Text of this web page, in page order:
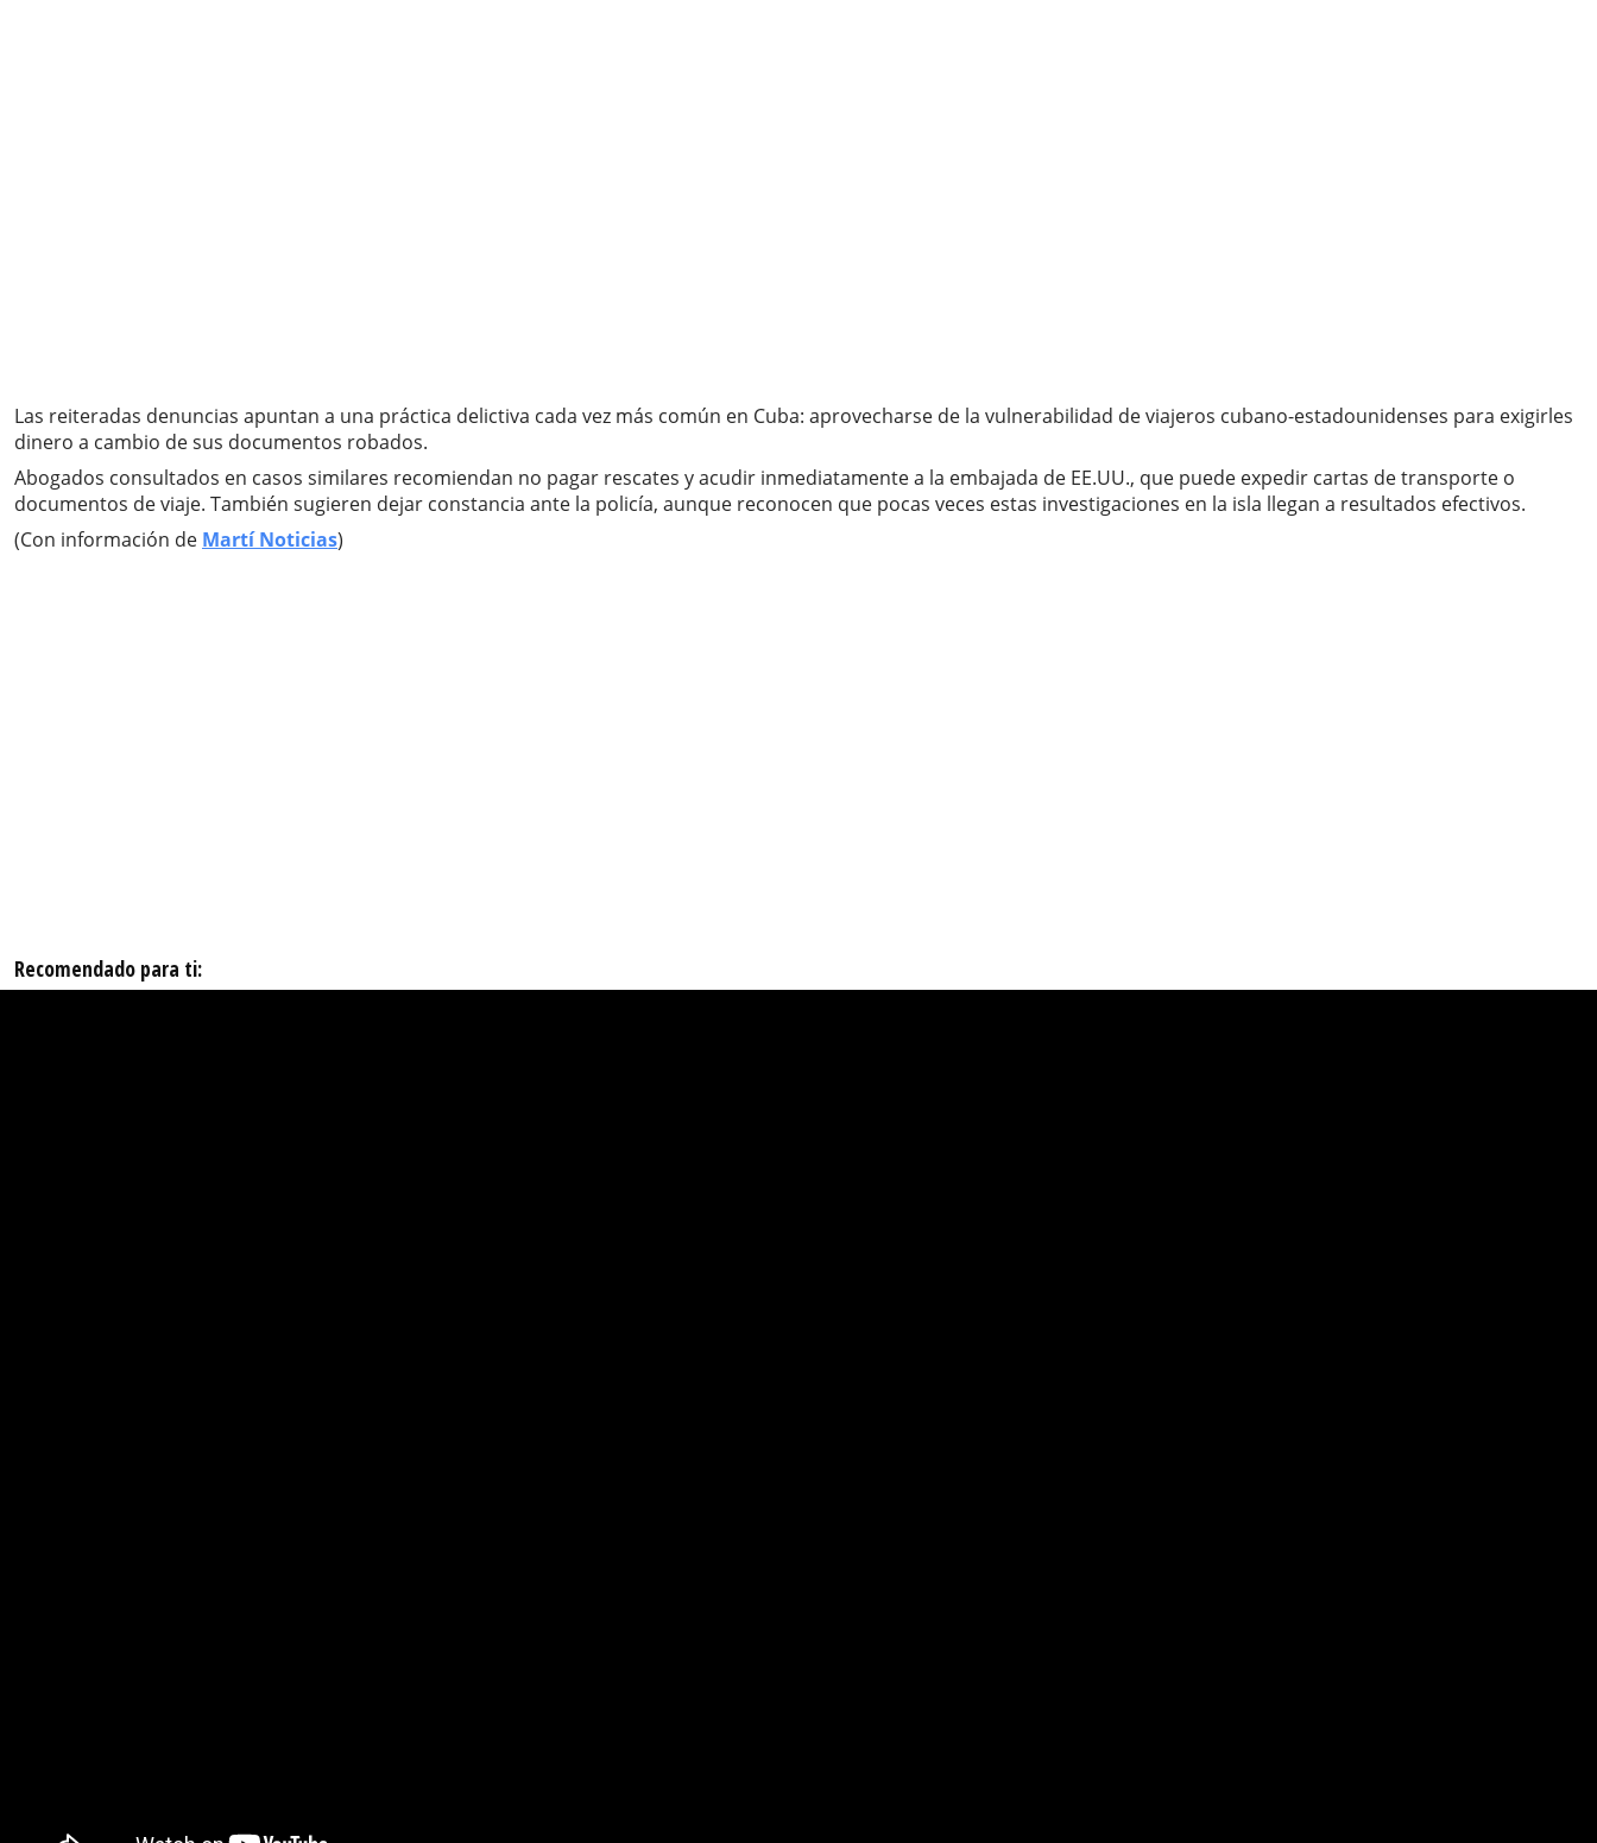
Las reiteradas denuncias apuntan a una práctica delictiva cada vez más común en Cuba: aprovecharse de la vulnerabilidad de viajeros cubano-estadounidenses para exigirles
dinero a cambio de sus documentos robados.
Abogados consultados en casos similares recomiendan no pagar rescates y acudir inmediatamente a la embajada de EE.UU., que puede expedir cartas de transporte o
documentos de viaje. También sugieren dejar constancia ante la policía, aunque reconocen que pocas veces estas investigaciones en la isla llegan a resultados efectivos.
(Con información de Martí Noticias)
Recomendado para ti: